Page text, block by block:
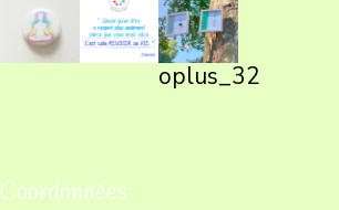
oplus_32
Coordonnées